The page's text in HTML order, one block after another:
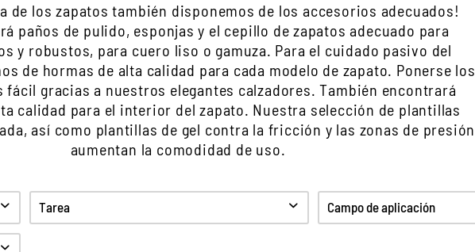
de los zapatos también disponemos de los accesorios adecuados!
paños de pulido, esponjas y el cepillo de zapatos adecuado para
y robustos, para cuero liso o gamuza. Para el cuidado pasivo del
de hormas de alta calidad para cada modelo de zapato. Ponerse los
fácil gracias a nuestros elegantes calzadores. También encontrará
calidad para el interior del zapato. Nuestra selección de plantillas
así como plantillas de gel contra la fricción y las zonas de presión
aumentan la comodidad de uso.
Tarea Campo de aplicación